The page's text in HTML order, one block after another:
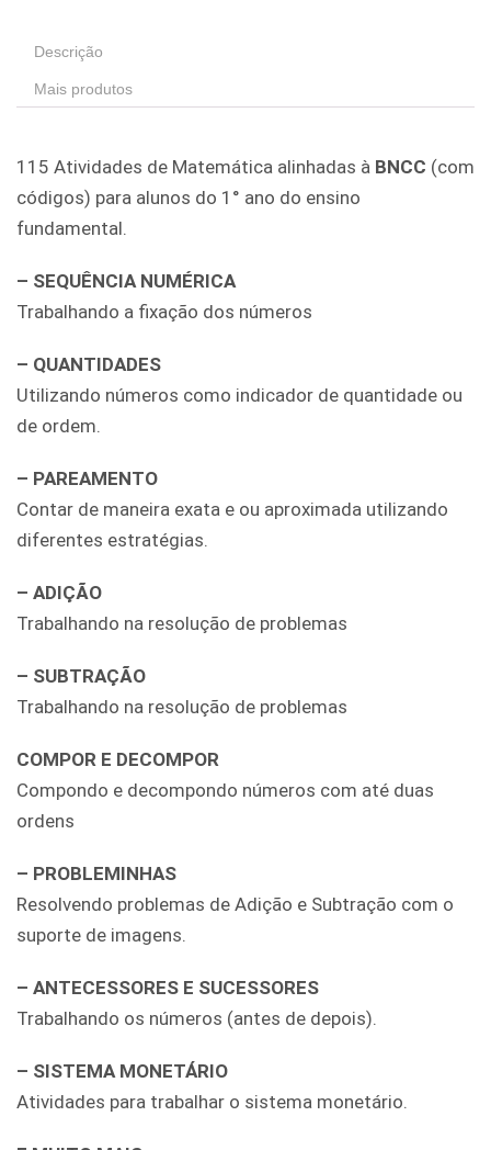
Descrição
Mais produtos
115 Atividades de Matemática alinhadas à BNCC (com
códigos) para alunos do 1° ano do ensino
fundamental.
– SEQUÊNCIA NUMÉRICA
Trabalhando a fixação dos números
– QUANTIDADES
Utilizando números como indicador de quantidade ou
de ordem.
– PAREAMENTO
Contar de maneira exata e ou aproximada utilizando
diferentes estratégias.
– ADIÇÃO
Trabalhando na resolução de problemas
– SUBTRAÇÃO
Trabalhando na resolução de problemas
COMPOR E DECOMPOR
Compondo e decompondo números com até duas
ordens
– PROBLEMINHAS
Resolvendo problemas de Adição e Subtração com o
suporte de imagens.
– ANTECESSORES E SUCESSORES
Trabalhando os números (antes de depois).
– SISTEMA MONETÁRIO
Atividades para trabalhar o sistema monetário.